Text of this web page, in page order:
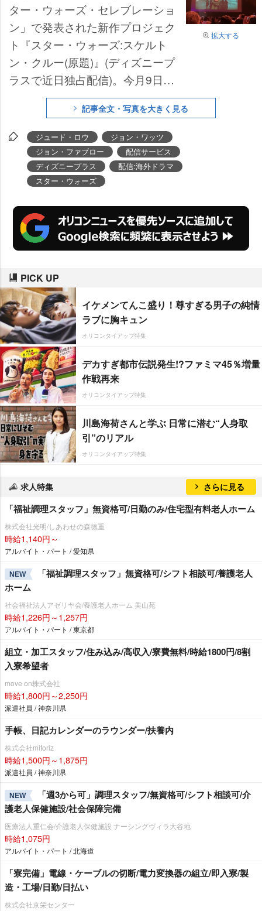
拡大する
ター・ウォーズ・セレブレーショ
ン」で発表された新作プロジェク
ト『スター・ウォーズ:スケルト
ン・クルー(原題)』(ディズニープ
ラスで近日独占配信)。今月9日か
ら3日間にわたり、米カリフォル
ニア州アナハイム・コンベンショ
ン・センターにて開催されたディ
ズニーファンイベント「D23 Exp
o」で10日、主演の ジュード・ロ
、監督のジョン・ワッツ
のクリストファー・フォードが登
壇し、撮影の真っ最中であること
が伝えられた。
記事全文・写真を大きく見る
ジュード・ロウ
ジョン・ワッツ
ジョン・ファブロー
配信サービス
ディズニープラス
配信:海外ドラマ
スター・ウォーズ
PICK UP
イケメンてんこ盛り！尊すぎる男子の純情
ラブに胸キュン
オリコンタイアップ特集
デカすぎ都市伝説発生!?ファミマ45％増量
作戦再来
オリコンタイアップ特集
川島海荷さんと学ぶ 日常に潜む“人身取
引”のリアル
オリコンタイアップ特集
求人特集 さらに見る
「福祉調理スタッフ」無資格可/日勤のみ/住宅型有料老人ホーム
株式会社光明/しあわせの森徳重
時給1,140円～
アルバイト・パート / 愛知県
NEW
「福祉調理スタッフ」無資格可/シフト相談可/養護老人
ホーム
社会福祉法人アゼリヤ会/養護老人ホーム 美山苑
時給1,226円～1,257円
アルバイト・パート / 東京都
組立・加工スタッフ/住み込み/高収入/寮費無料/時給1800円/8割
入寮希望者
move on株式会社
時給1,800円～2,250円
派遣社員 / 神奈川県
手帳、日記カレンダーのラウンダー/扶養内
株式会社mitoriz
時給1,500円～1,875円
派遣社員 / 神奈川県
NEW
「週3から可」調理スタッフ/無資格可/シフト相談可/介
護老人保健施設/社会保障完備
医療法人重仁会/介護老人保健施設 ナーシングヴィラ大谷地
時給1,075円
アルバイト・パート / 北海道
「寮完備」電線・ケーブルの切断/電力変換器の組立/即入寮/製
造・工場/日勤/日払い
株式会社京栄センター